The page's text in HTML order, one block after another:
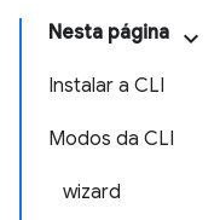
Nesta página
Instalar a CLI
Modos da CLI
wizard